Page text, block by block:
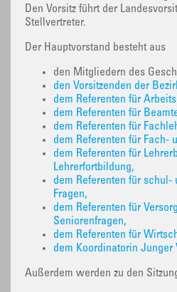
Den Vorsitz führt der
Stellvertreter.
Der Hauptvorstand besteht aus
den Mitgliedern des
den Vorsitzenden der
dem Referenten für
dem Referenten für
dem Referenten für
dem Referenten für Fach-
dem Referenten für
Lehrerfortbildung,
dem Referenten für
Fragen,
dem Referenten für
Seniorenfragen,
dem Referenten für
dem Koordinatorin Junger
Außerdem werden zu den